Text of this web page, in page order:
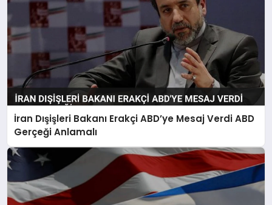
İran Dışişleri Bakanı Erakçi ABD’ye Mesaj Verdi ABD
Gerçeği Anlamalı